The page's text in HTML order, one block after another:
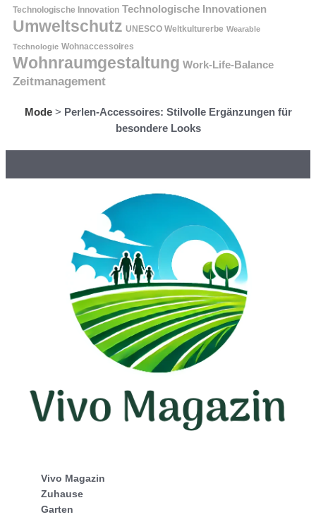
Technologische Innovation Technologische Innovationen
Umweltschutz UNESCO Weltkulturerbe Wearable
Technologie Wohnaccessoires
Wohnraumgestaltung Work-Life-Balance
Zeitmanagement
Mode> Perlen-Accessoires: Stilvolle Ergänzungen für
besondere Looks
Vivo Magazin
Zuhause
Garten